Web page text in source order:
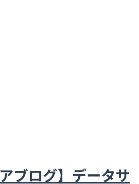
アブログ】データサ